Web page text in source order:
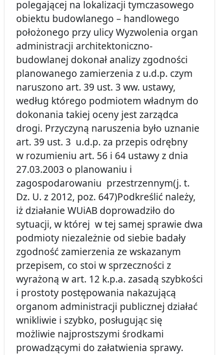
polegającej na lokalizacji tymczasowego
obiektu budowlanego – handlowego
położonego przy ulicy Wyzwolenia organ
administracji architektoniczno-
budowlanej dokonał analizy zgodności
planowanego zamierzenia z u.d.p. czym
naruszono art. 39 ust. 3 ww. ustawy,
według którego podmiotem władnym do
dokonania takiej oceny jest zarządca
drogi. Przyczyną naruszenia było uznanie
art. 39 ust. 3 u.d.p. za przepis odrębny
w rozumieniu art. 56 i 64 ustawy z dnia
27.03.2003 o planowaniu i
zagospodarowaniu przestrzennym(j. t.
Dz. U. z 2012, poz. 647)Podkreślić należy,
iż działanie WUiAB doprowadziło do
sytuacji, w której w tej samej sprawie dwa
podmioty niezależnie od siebie badały
zgodność zamierzenia ze wskazanym
przepisem, co stoi w sprzeczności z
wyrażoną w art. 12 k.p.a. zasadą szybkości
i prostoty postępowania nakazującą
organom administracji publicznej działać
wnikliwie i szybko, posługując się
możliwie najprostszymi środkami
prowadzącymi do załatwienia sprawy.